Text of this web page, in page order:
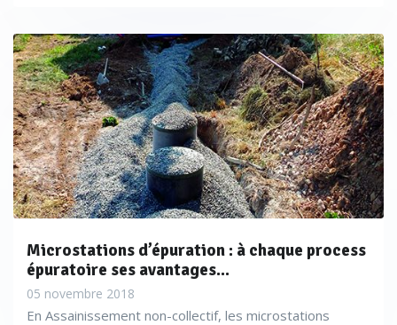
Microstations d’épuration : à chaque process
épuratoire ses avantages...
05 novembre 2018
En Assainissement non-collectif, les microstations